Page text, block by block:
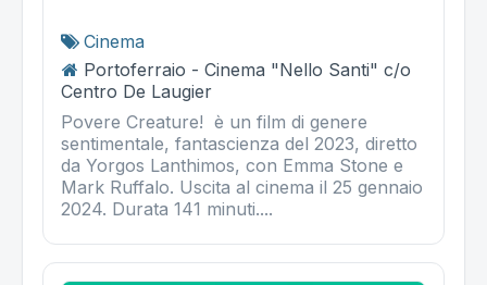
Cinema
Portoferraio - Cinema "Nello Santi" c/o
Centro De Laugier
Povere Creature! è un film di genere
sentimentale, fantascienza del 2023, diretto
da Yorgos Lanthimos, con Emma Stone e
Mark Ruffalo. Uscita al cinema il 25 gennaio
2024. Durata 141 minuti....